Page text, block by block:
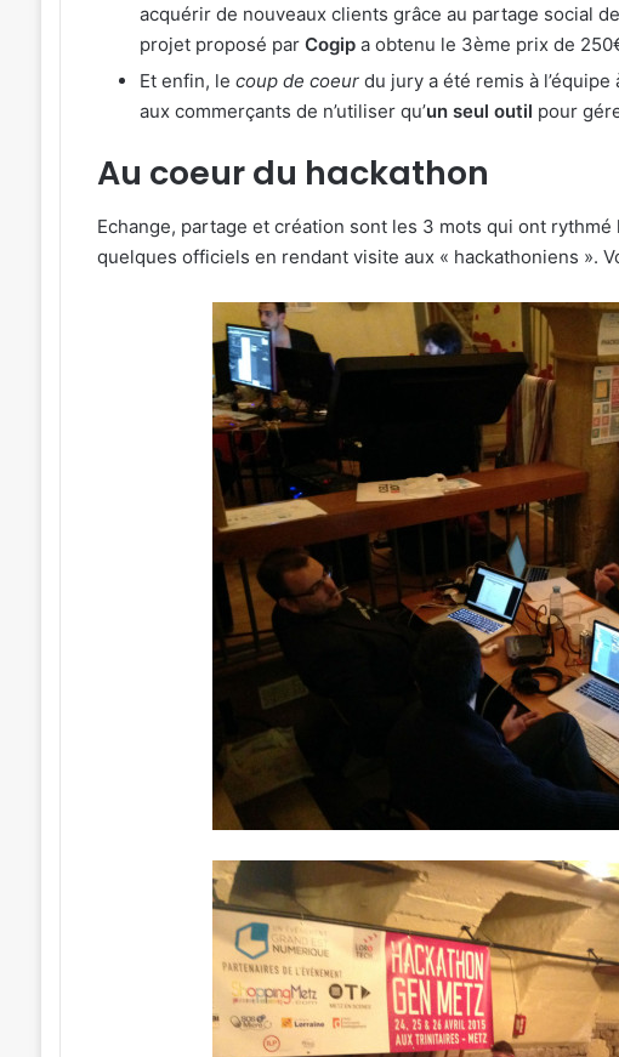
acquérir de nouveaux clients grâce au partage social
projet proposé par Cogip a obtenu le 3ème prix de
Et enfin, le coup de coeurdu jury a été remis à l’équipe
aux commerçants de n’utiliser qu’un seul outil pour
Au coeur du hackathon
Echange, partage et création sont les 3 mots qui ont
quelques officiels en rendant visite aux « hackathoniens ».